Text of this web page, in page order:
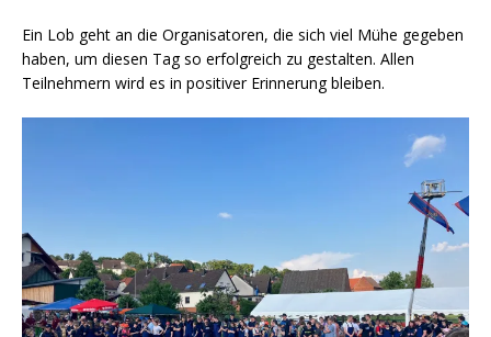
Ein Lob geht an die Organisatoren, die sich viel Mühe gegeben
haben, um diesen Tag so erfolgreich zu gestalten. Allen
Teilnehmern wird es in positiver Erinnerung bleiben.